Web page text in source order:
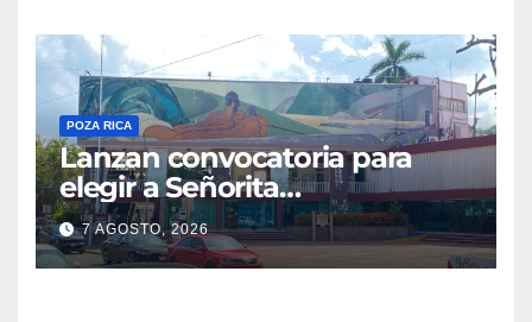
POZA RICA
Lanzan convocatoria para
elegir a Señorita
Independencia, Patria y
Libertad 2026
7 AGOSTO, 2026